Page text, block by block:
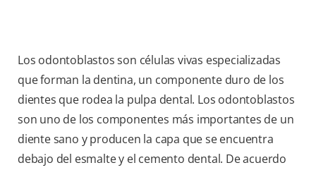
Los odontoblastos son células vivas especializadas
que forman la dentina, un componente duro de los
dientes que rodea la pulpa dental. Los odontoblastos
son uno de los componentes más importantes de un
diente sano y producen la capa que se encuentra
debajo del esmalte y el cemento dental. De acuerdo